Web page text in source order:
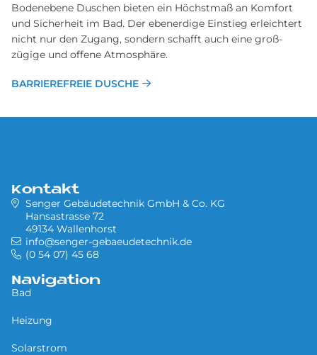
Bodenebene Duschen bieten ein Höchst­maß an Kom­fort
und Sicher­heit im Bad. Der eben­erdige Ein­stieg er­leichtert
nicht nur den Zu­gang, sondern schaf­ft auch eine groß­
zügige und offene Atmosphäre.
BARRIEREFREIE DUSCHE
Kontakt
Senger Gebäudetechnik GmbH & Co. KG
Hansastrasse 72
49134 Wallenhorst
info@senger-gebaeudetechnik.de
(0 54 07) 45 68
Navigation
Bad
Heizung
Solarstrom